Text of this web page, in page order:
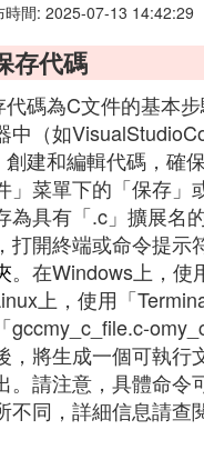
時間: 2025-07-13 14:42:29
存代碼
碼為C文件的基本
中（如
建和編輯代碼，確保
菜單下的「保存」
為具有「.c」擴展名
打開終端或命令提示
。在Windows上，使
上，使用「
gccmy_c_file.c-
，將生成一個可執行
。請注意，具體命令
同，詳細信息請查